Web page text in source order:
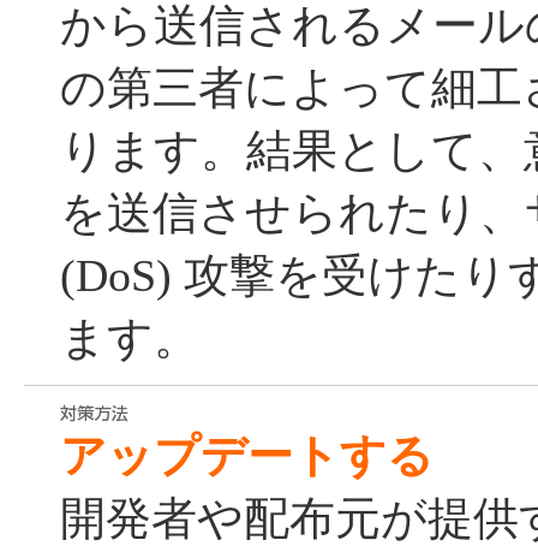
から送信されるメー
の第三者によって細
ります。結果として
を送信させられたり
(DoS) 攻撃を受けたり
ます。
アップデートする
開発者や配布元が提